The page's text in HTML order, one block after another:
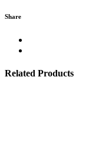
Share
Related Products